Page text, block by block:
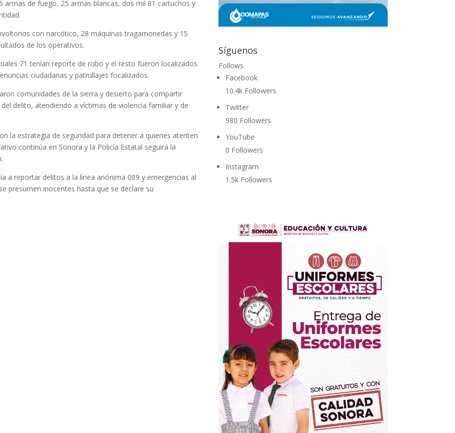
armas de fuego, 25 armas blancas, dos mil 81 cartuchos y
con narcótico, 28 máquinas tragamonedas y 15
de los operativos.
71 tenían reporte de robo y el resto fueron localizados
ciudadanas y patrullajes focalizados.
comunidades de la sierra y desierto para compartir
delito, atendiendo a víctimas de violencia familiar y de
la estrategia de seguridad para detener a quienes atenten
continúa en Sonora y la Policía Estatal seguirá la
a reportar delitos a la línea anónima 089 y emergencias al
presumen inocentes hasta que se declare su
Síguenos
Follows
Facebook
10.4k Followers
Twitter
980 Followers
YouTube
0 Followers
Instagram
1.5k Followers